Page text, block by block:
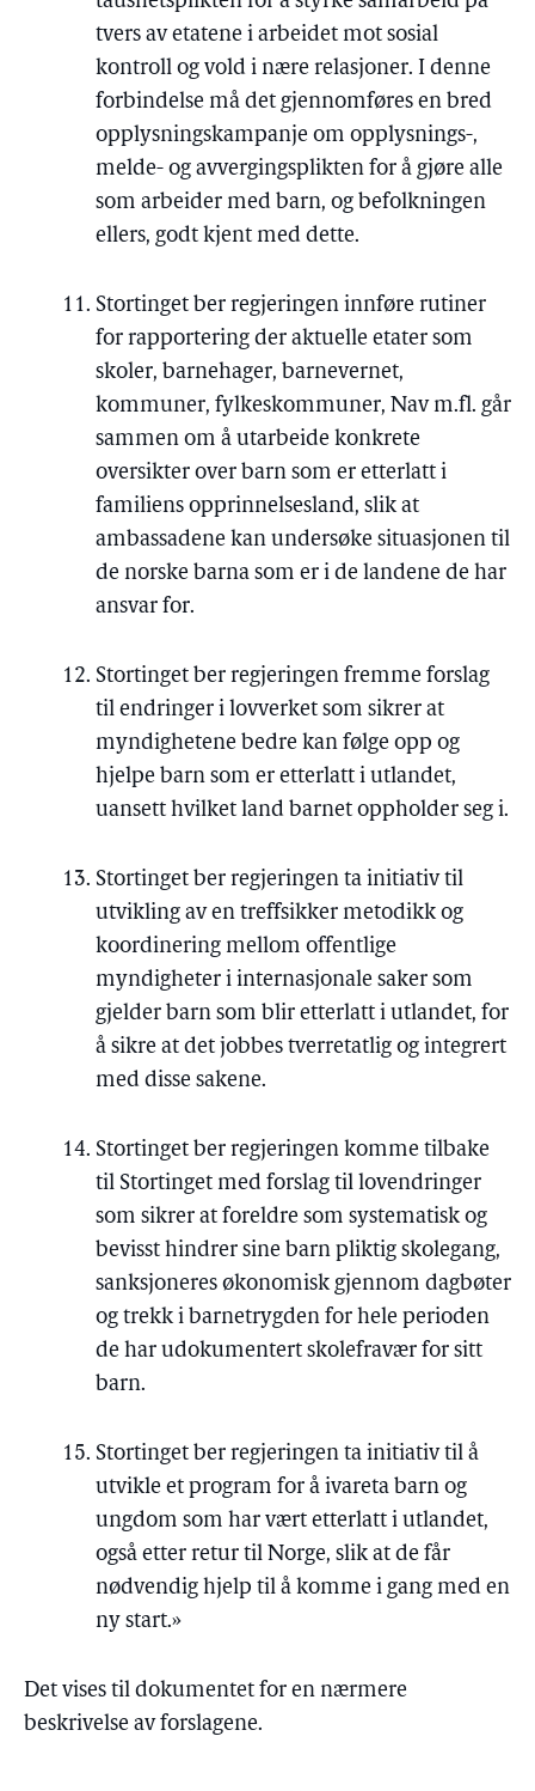
tvers av etatene i arbeidet mot sosial
kontroll og vold i nære relasjoner. I denne
forbindelse må det gjennomføres en bred
opplysningskampanje om opplysnings-,
melde- og avvergingsplikten for å gjøre alle
som arbeider med barn, og befolkningen
ellers, godt kjent med dette.
Stortinget ber regjeringen innføre rutiner
for rapportering der aktuelle etater som
skoler, barnehager, barnevernet,
kommuner, fylkeskommuner, Nav m.fl. går
sammen om å utarbeide konkrete
oversikter over barn som er etterlatt i
familiens opprinnelsesland, slik at
ambassadene kan undersøke situasjonen til
de norske barna som er i de landene de har
ansvar for.
Stortinget ber regjeringen fremme forslag
til endringer i lovverket som sikrer at
myndighetene bedre kan følge opp og
hjelpe barn som er etterlatt i utlandet,
uansett hvilket land barnet oppholder seg i.
Stortinget ber regjeringen ta initiativ til
utvikling av en treffsikker metodikk og
koordinering mellom offentlige
myndigheter i internasjonale saker som
gjelder barn som blir etterlatt i utlandet, for
å sikre at det jobbes tverretatlig og integrert
med disse sakene.
Stortinget ber regjeringen komme tilbake
til Stortinget med forslag til lovendringer
som sikrer at foreldre som systematisk og
bevisst hindrer sine barn pliktig skolegang,
sanksjoneres økonomisk gjennom dagbøter
og trekk i barnetrygden for hele perioden
de har udokumentert skolefravær for sitt
barn.
Stortinget ber regjeringen ta initiativ til å
utvikle et program for å ivareta barn og
ungdom som har vært etterlatt i utlandet,
også etter retur til Norge, slik at de får
nødvendig hjelp til å komme i gang med en
ny start.»
Det vises til dokumentet for en nærmere
beskrivelse av forslagene.